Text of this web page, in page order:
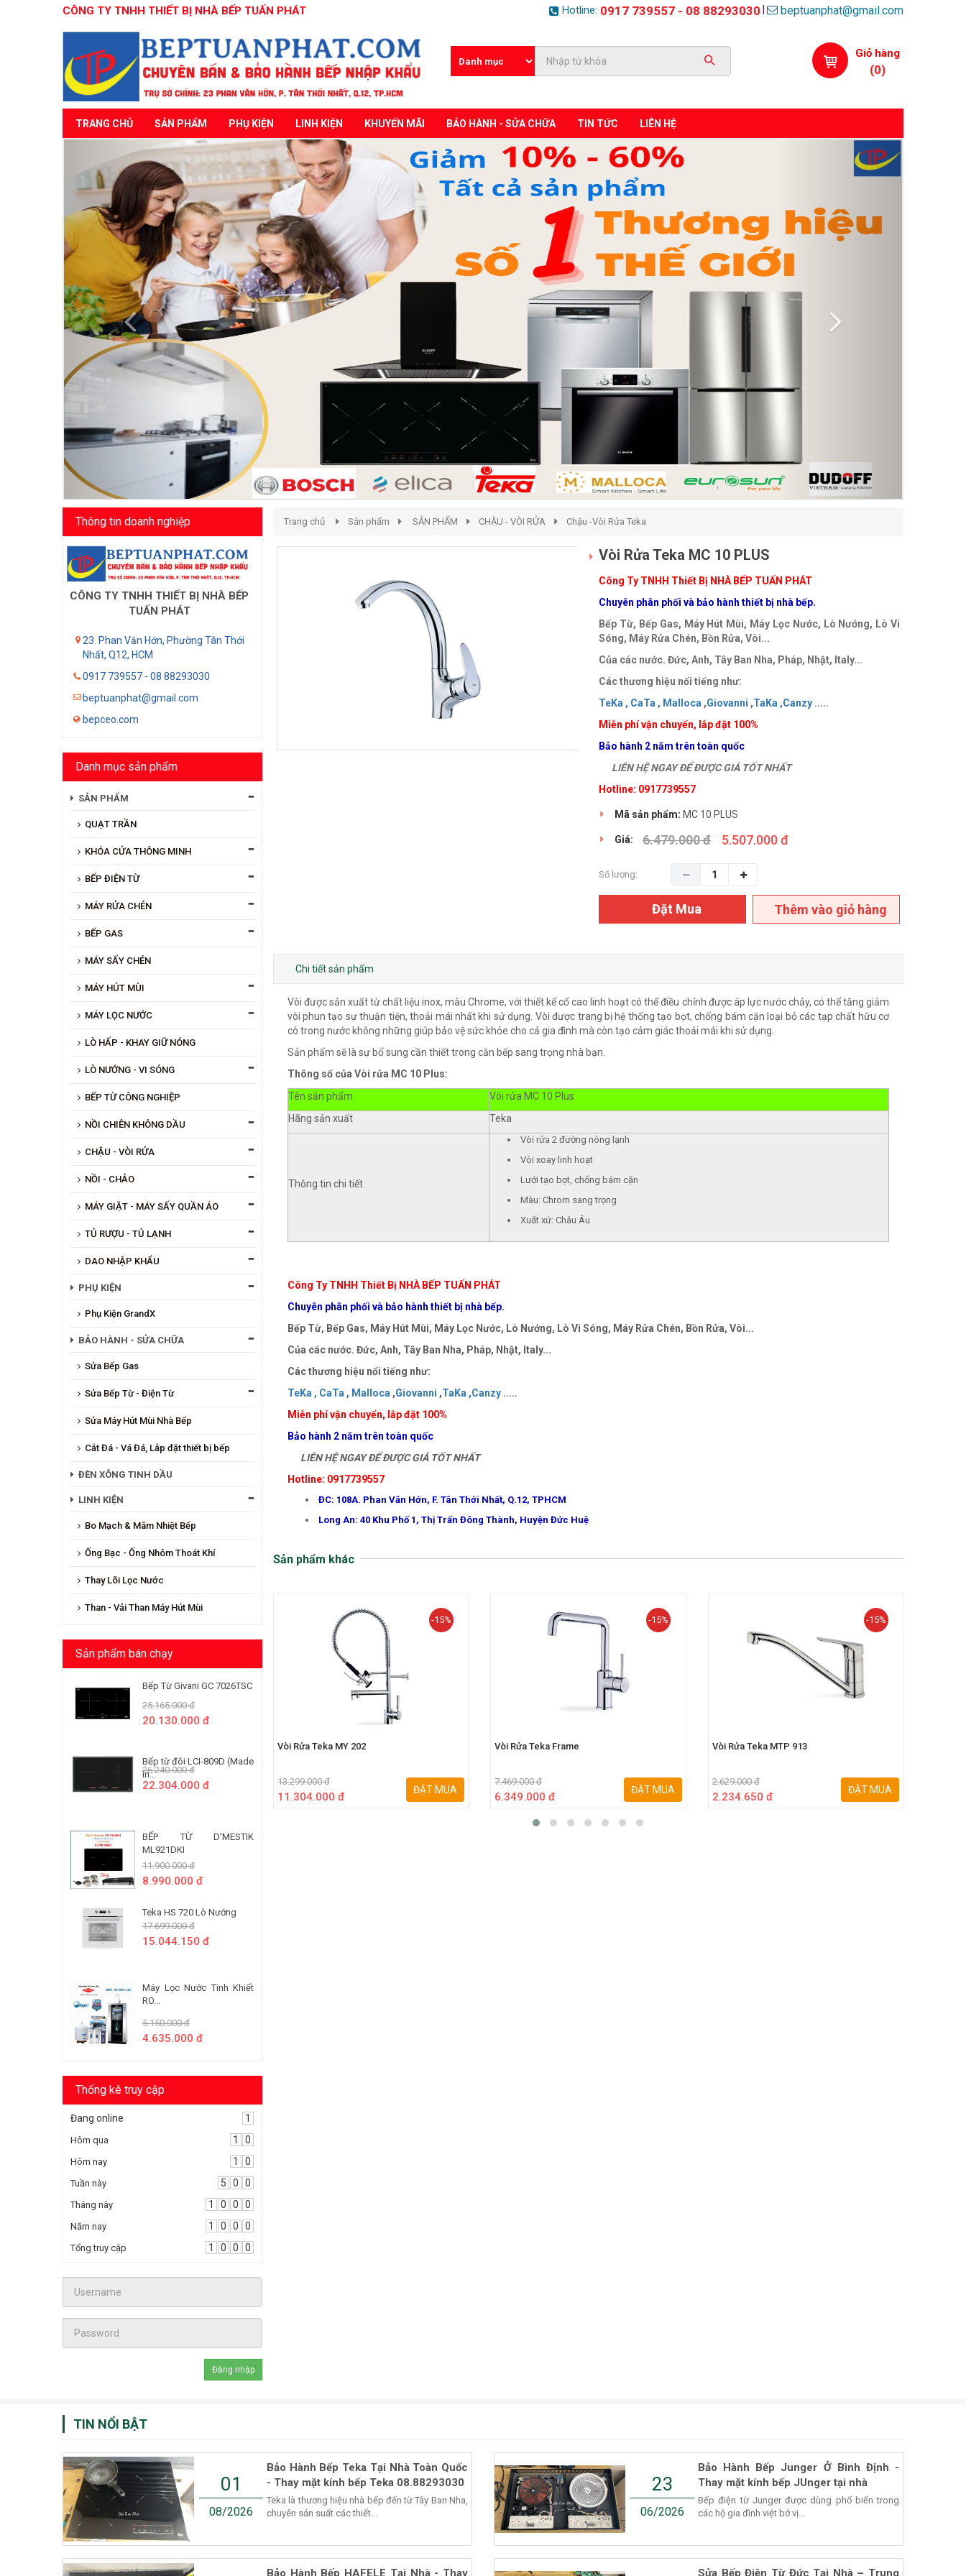
CÔNG TY TNHH THIẾT BỊ NHÀ BẾP TUẤN PHÁT Hotline: 0917 739557 - 08 88293030 beptuanphat@gmail.com
Giỏ hàng
(0)
TRANG CHỦ SẢN PHẨM PHỤ KIỆN LINH KIỆN KHUYẾN MÃI BẢO HÀNH - SỬA CHỮA TIN TỨC LIÊN HỆ
Previous Next
Thông tin doanh nghiệp
CÔNG TY TNHH THIẾT BỊ NHÀ BẾP
TUẤN PHÁT
23. Phan Văn Hớn, Phường Tân Thới
Nhất, Q12, HCM
0917 739557 - 08 88293030
beptuanphat@gmail.com
bepceo.com
Danh mục sản phẩm
SẢN PHẨM
QUẠT TRẦN
KHÓA CỬA THÔNG MINH
BẾP ĐIỆN TỪ
MÁY RỬA CHÉN
BẾP GAS
MÁY SẤY CHÉN
MÁY HÚT MÙI
MÁY LỌC NƯỚC
LÒ HẤP - KHAY GIỮ NÓNG
LÒ NƯỚNG - VI SÓNG
BẾP TỪ CÔNG NGHIỆP
NỒI CHIÊN KHÔNG DẦU
CHẬU - VÒI RỬA
NỒI - CHẢO
MÁY GIẶT - MÁY SẤY QUẦN ÁO
TỦ RƯỢU - TỦ LẠNH
DAO NHẬP KHẨU
PHỤ KIỆN
Phụ Kiện GrandX
BẢO HÀNH - SỬA CHỮA
Sửa Bếp Gas
Sửa Bếp Từ - Điện Từ
Sửa Máy Hút Mùi Nhà Bếp
Cắt Đá - Vá Đá, Lắp đặt thiết bị bếp
ĐÈN XÔNG TINH DẦU
LINH KIỆN
Bo Mạch & Mâm Nhiệt Bếp
Ống Bạc - Ống Nhôm Thoát Khí
Thay Lõi Lọc Nước
Than - Vải Than Máy Hút Mùi
Sản phẩm bán chạy
Bếp Từ Givani GC 7026TSC
25.165.000 đ
20.130.000 đ
Bếp từ đôi LCI-809D (Made
In...
26.240.000 đ
22.304.000 đ
BẾP TỪ D'MESTIK
ML921DKI
11.900.000 đ
8.990.000 đ
Teka HS 720 Lò Nướng
17.699.000 đ
15.044.150 đ
Máy Lọc Nước Tinh Khiết
RO...
5.150.000 đ
4.635.000 đ
Thống kê truy cập
Đang online 1
Hôm qua 1 0
Hôm nay 1 0
Tuần này 5 0 0
Tháng này 1 0 0 0
Năm nay 1 0 0 0
Tổng truy cập 1 0 0 0
Trang chủ Sản phẩm SẢN PHẨM CHẬU - VÒI RỬA Chậu -Vòi Rửa Teka
Vòi Rửa Teka MC 10 PLUS
Công Ty TNHH Thiết Bị NHÀ BẾP TUẤN PHÁT
Chuyên phân phối và bảo hành thiết bị nhà bếp.
Bếp Từ, Bếp Gas, Máy Hút Mùi, Máy Lọc Nước, Lò Nướng, Lò Vi
Sóng, Máy Rửa Chén, Bồn Rửa, Vòi...
Của các nước. Đức, Anh, Tây Ban Nha, Pháp, Nhật, Italy...
Các thương hiệu nổi tiếng như:
TeKa , CaTa , Malloca ,Giovanni ,TaKa ,Canzy .....
Miễn phí vận chuyển, lắp đặt 100%
Bảo hành 2 năm trên toàn quốc
LIÊN HỆ NGAY ĐỂ ĐƯỢC GIÁ TỐT NHẤT
Hotline: 0917739557
Mã sản phẩm: MC 10 PLUS
Giá: 6.479.000 đ 5.507.000 đ
Số lượng:
Đặt Mua Thêm vào giỏ hàng
Chi tiết sản phẩm
Vòi được sản xuất từ chất liệu inox, màu Chrome, với thiết kế cổ cao linh hoạt có thể điều chỉnh được áp lực nước chảy, có thể tăng giảm
vòi phun tạo sự thuận tiện, thoải mái nhất khi sử dụng. Vòi được trang bị hệ thống tạo bọt, chống bám cặn loại bỏ các tạp chất hữu cơ
có trong nước không những giúp bảo vệ sức khỏe cho cả gia đình mà còn tạo cảm giác thoải mái khi sử dụng.
Sản phẩm sẽ là sự bổ sung cần thiết trong căn bếp sang trọng nhà bạn.
Thông số của Vòi rửa MC 10 Plus:
Tên sản phẩm
Vòi rửa MC 10 Plus
Hãng sản xuất
Teka
Thông tin chi tiết
Vòi rửa 2 đường nóng lạnh
Vòi xoay linh hoạt
Lưới tạo bọt, chống bám cặn
Màu: Chrom sang trọng
Xuất xứ: Châu Âu
Công Ty TNHH Thiết Bị NHÀ BẾP TUẤN PHÁT
Chuyên phân phối và bảo hành thiết bị nhà bếp.
Bếp Từ, Bếp Gas, Máy Hút Mùi, Máy Lọc Nước, Lò Nướng, Lò Vi Sóng, Máy Rửa Chén, Bồn Rửa, Vòi...
Của các nước. Đức, Anh, Tây Ban Nha, Pháp, Nhật, Italy...
Các thương hiệu nổi tiếng như:
TeKa , CaTa , Malloca ,Giovanni ,TaKa ,Canzy .....
Miễn phí vận chuyển, lắp đặt 100%
Bảo hành 2 năm trên toàn quốc
LIÊN HỆ NGAY ĐỂ ĐƯỢC GIÁ TỐT NHẤT
Hotline: 0917739557
ĐC: 108A. Phan Văn Hớn, F. Tân Thới Nhất, Q.12, TPHCM
Long An: 40 Khu Phố 1, Thị Trấn Đông Thành, Huyện Đức Huệ
Sản phẩm khác
-15%
Vòi Rửa Teka MY 202
13.299.000 đ
11.304.000 đ
ĐẶT MUA
-15%
Vòi Rửa Teka Frame
7.469.000 đ
6.349.000 đ
ĐẶT MUA
-15%
Vòi Rửa Teka MTP 913
2.629.000 đ
2.234.650 đ
ĐẶT MUA
TIN NỔI BẬT
01
08/2026
Bảo Hành Bếp Teka Tại Nhà Toàn Quốc
- Thay mặt kính bếp Teka 08.88293030
Teka là thương hiệu nhà bếp đến từ Tây Ban Nha,
chuyên sản suất các thiết...
23
06/2026
Bảo Hành Bếp Junger Ở Bình Định -
Thay mặt kính bếp JUnger tại nhà
Bếp điện từ Junger được dùng phổ biến trong
các hộ gia đình việt bở vị...
Bảo Hành Bếp HAFELE Tại Nhà - Thay Sửa Bếp Điện Từ Đức Tại Nhà – Trung